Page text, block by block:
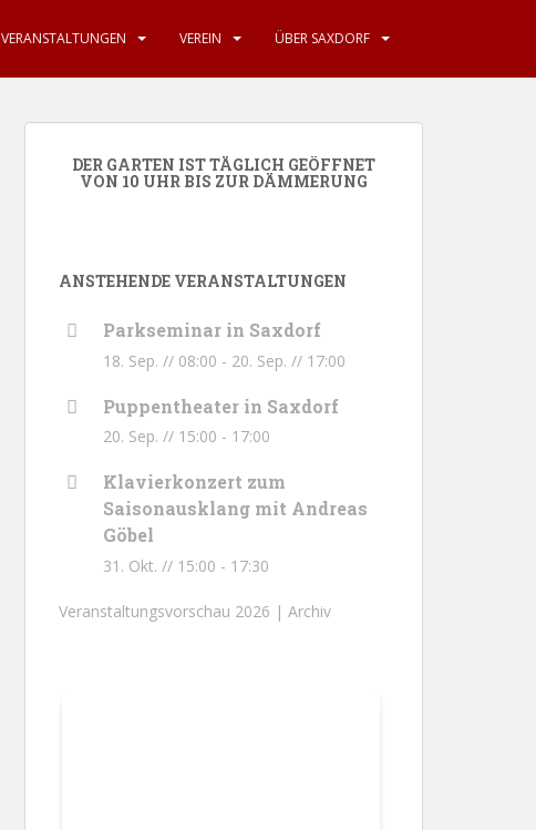
VERANSTALTUNGEN VEREIN ÜBER SAXDORF
DER GARTEN IST TÄGLICH GEÖFFNET
VON 10 UHR BIS ZUR DÄMMERUNG
ANSTEHENDE VERANSTALTUNGEN
Parkseminar in Saxdorf
18. Sep. // 08:00 - 20. Sep. // 17:00
Puppentheater in Saxdorf
20. Sep. // 15:00 - 17:00
Klavierkonzert zum
Saisonausklang mit Andreas
Göbel
31. Okt. // 15:00 - 17:30
Veranstaltungsvorschau 2026 | Archiv